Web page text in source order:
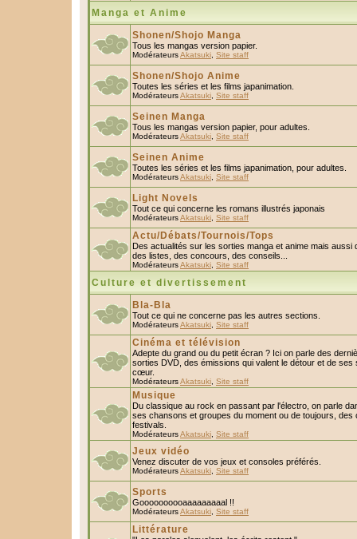
Manga et Anime
Shonen/Shojo Manga
Tous les mangas version papier.
ModérateursAkatsuki Site staff
Shonen/Shojo Anime
Toutes les séries et les films japanimation.
ModérateursAkatsuki Site staff
Seinen Manga
Tous les mangas version papier, pour adultes.
ModérateursAkatsuki Site staff
Seinen Anime
Toutes les séries et les films japanimation, pour adultes.
ModérateursAkatsuki Site staff
Light Novels
Tout ce qui concerne les romans illustrés japonais
ModérateursAkatsuki Site staff
Actu/Débats/Tournois/Tops
Des actualités sur les sorties manga et anime mais aussi
des listes, des concours, des conseils...
ModérateursAkatsuki Site staff
Culture et divertissement
Bla-Bla
Tout ce qui ne concerne pas les autres sections.
ModérateursAkatsuki Site staff
Cinéma et télévision
Adepte du grand ou du petit écran ? Ici on parle des
sorties DVD, des émissions qui valent le détour et de ses
cœur.
ModérateursAkatsuki Site staff
Musique
Du classique au rock en passant par l'électro, on parle
ses chansons et groupes du moment ou de toujours, des
festivals.
ModérateursAkatsuki Site staff
Jeux vidéo
Venez discuter de vos jeux et consoles préférés.
ModérateursAkatsuki Site staff
Sports
Goooooooooaaaaaaaaal !!
ModérateursAkatsuki Site staff
Littérature